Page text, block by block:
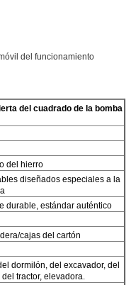
del funcionamiento
del cuadrado de la bomba
del hierro
diseñados especiales a la
durable, estándar auténtico
cajas del cartón
dormilón, del excavador, del
tractor, elevadora.